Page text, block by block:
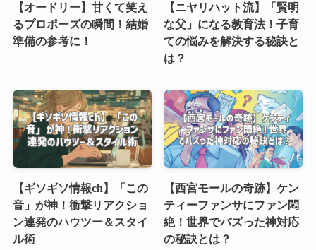
【オードリー】甘くて笑え
るプロポーズの瞬間！結婚
準備の参考に！
【ニヤリハット流】「賢明
な父」になる教育法！子育
ての悩みを解決する秘訣と
は？
【ギソギソ情報ch】「この
音」が神！衝撃リアクショ
ン連発のハウツー＆スタイ
ル術
【西宮モールの奇跡】ケン
ティーファンサにファン悶
絶！世界でバズった神対応
の秘訣とは？